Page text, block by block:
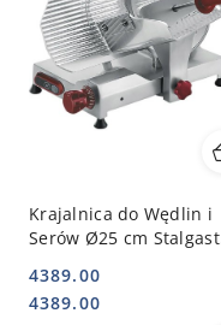
Krajalnica do Wędlin i
Serów Ø25 cm Stalgast
Cena:
4389.00
Cena:
4389.00